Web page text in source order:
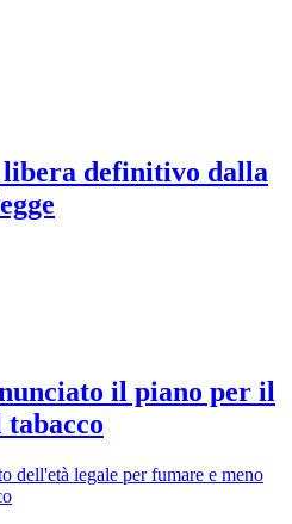
libera definitivo dalla
il piano per il
tabacco
dell'età legale per fumare e meno